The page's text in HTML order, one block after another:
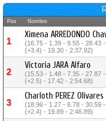
Pos Nombre
1
Ximena ARREDONDO
(16.75 - 1.39 - 9.55 - 28.43
(+3.4) - 19.30 - 2:37.92)
2
Victoria JARA Alfaro
(15.53 - 1.48 - 7.35 - 27.87
(+2.5) - 17.42 - 2:54.68)
3
Charloth PEREZ Olivares
(18.96 - 1.27 - 6.78 - 30.59
(+2.4) - 19.89 - 2:46.89)